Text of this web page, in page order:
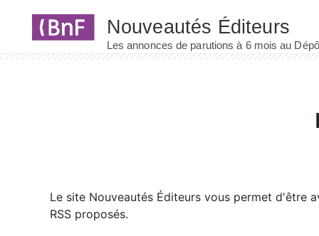
Le site Nouveautés Éditeurs vous permet d'être
RSS proposés.